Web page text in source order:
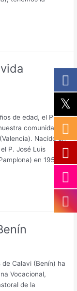
de edad, el P.
comunidad
Nacido en
P. José Luis
en 1954,
Calavi (Benín) ha
Vocacional,
de la